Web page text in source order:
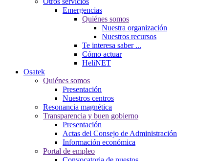
Emergencias
Quiénes somos
Nuestra organización
Nuestros recursos
Te interesa saber ...
Cómo actuar
HeliNET
Osatek
Quiénes somos
Presentación
Nuestros centros
Resonancia magnética
Transparencia y buen gobierno
Presentación
Actas del Consejo de Administración
Información económica
Portal de empleo